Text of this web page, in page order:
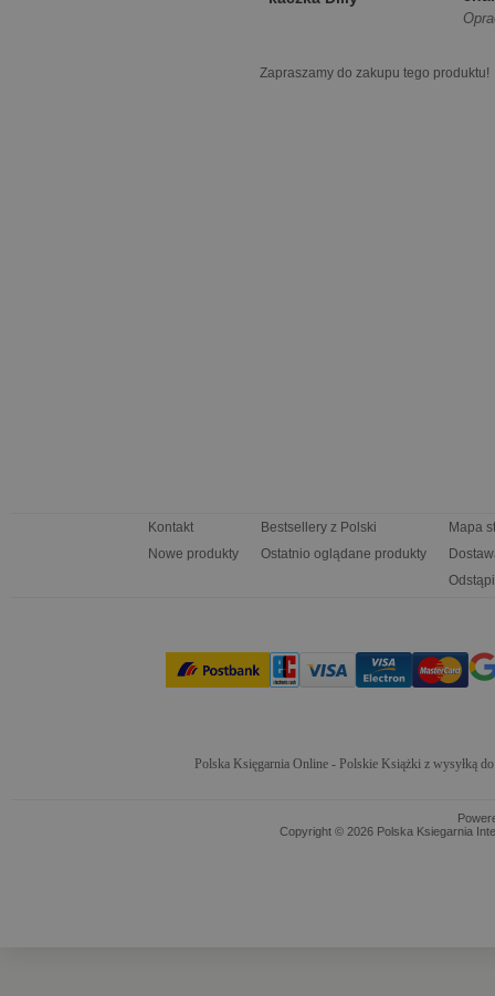
Zapraszamy do zakupu tego produktu!
Kontakt
Nowe produkty
Bestsellery z Polski
Ostatnio oglądane produkty
Mapa
Polska Księgarnia Online - Polskie Książki z wysyłką
Copyright © 2026 Polska Ksiegarnia